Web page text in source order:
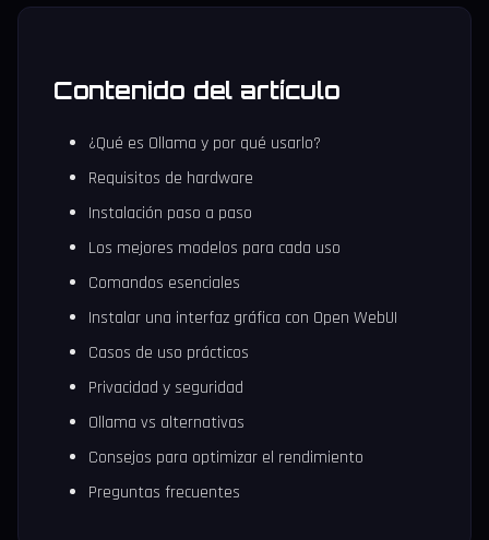
Contenido del artículo
¿Qué es Ollama y por qué usarlo?
Requisitos de hardware
Instalación paso a paso
Los mejores modelos para cada uso
Comandos esenciales
Instalar una interfaz gráfica con Open WebUI
Casos de uso prácticos
Privacidad y seguridad
Ollama vs alternativas
Consejos para optimizar el rendimiento
Preguntas frecuentes